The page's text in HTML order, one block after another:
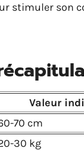
stimuler son
Valeur
70 cm
30 kg